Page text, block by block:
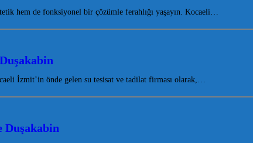
hem de fonksiyonel bir çözümle ferahlığı yaşayın. Kocaeli…
İzmit’in önde gelen su tesisat ve tadilat firması olarak,…
Duşakabin